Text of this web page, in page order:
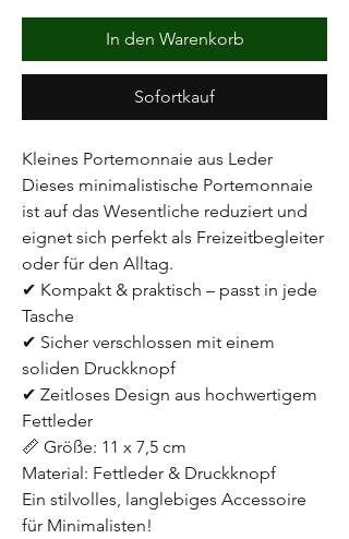
In den Warenkorb
Sofortkauf
Kleines Portemonnaie aus Leder
Dieses minimalistische Portemonnaie
ist auf das Wesentliche reduziert und
eignet sich perfekt als Freizeitbegleiter
oder für den Alltag.
✔ Kompakt & praktisch – passt in jede
Tasche
✔ Sicher verschlossen mit einem
soliden Druckknopf
✔ Zeitloses Design aus hochwertigem
Fettleder
📏 Größe: 11 x 7,5 cm
Material: Fettleder & Druckknopf
Ein stilvolles, langlebiges Accessoire
für Minimalisten!